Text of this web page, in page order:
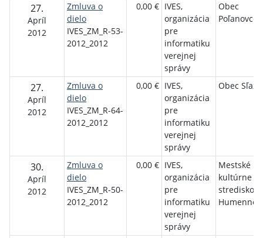
27.
Apríl
2012
Zmluva o
dielo
IVES_ZM_R-53-
2012_2012
0,00 € IVES,
organizácia
pre
informatiku
verejnej
správy
Obec
Poľanovce
27.
Apríl
2012
Zmluva o
dielo
IVES_ZM_R-64-
2012_2012
0,00 € IVES,
organizácia
pre
informatiku
verejnej
správy
Obec
30.
Apríl
2012
Zmluva o
dielo
IVES_ZM_R-50-
2012_2012
0,00 € IVES,
organizácia
pre
informatiku
verejnej
správy
Mestské
kultúrne
stredisko
Humenné